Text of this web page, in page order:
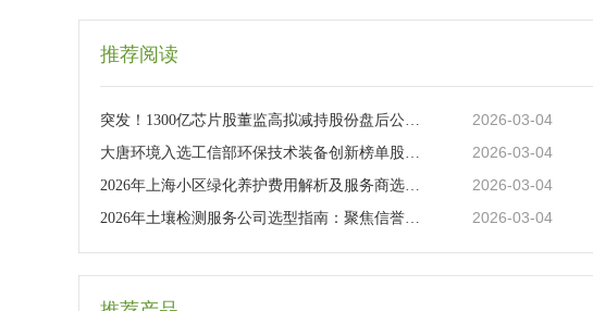
推荐阅读
突发！1300亿芯片股董监高拟减持股份盘后公告集锦 2026-03-04
大唐环境入选工信部环保技术装备创新榜单股价窄幅震荡 2026-03-04
2026年上海小区绿化养护费用解析及服务商选择指南 2026-03-04
2026年土壤检测服务公司选型指南：聚焦信誉与技术实力 2026-03-04